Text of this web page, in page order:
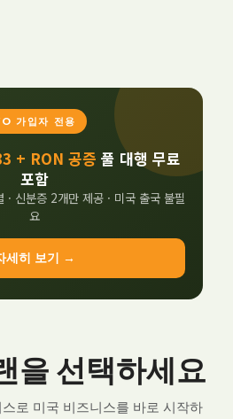
가입자 전용
+ RON 공증 풀 대행 무료
포함
신분증 2개만 제공 · 미국 출국 불필
요
세히 보기 →
을 선택하세요
로 미국 비즈니스를 바로 시작하